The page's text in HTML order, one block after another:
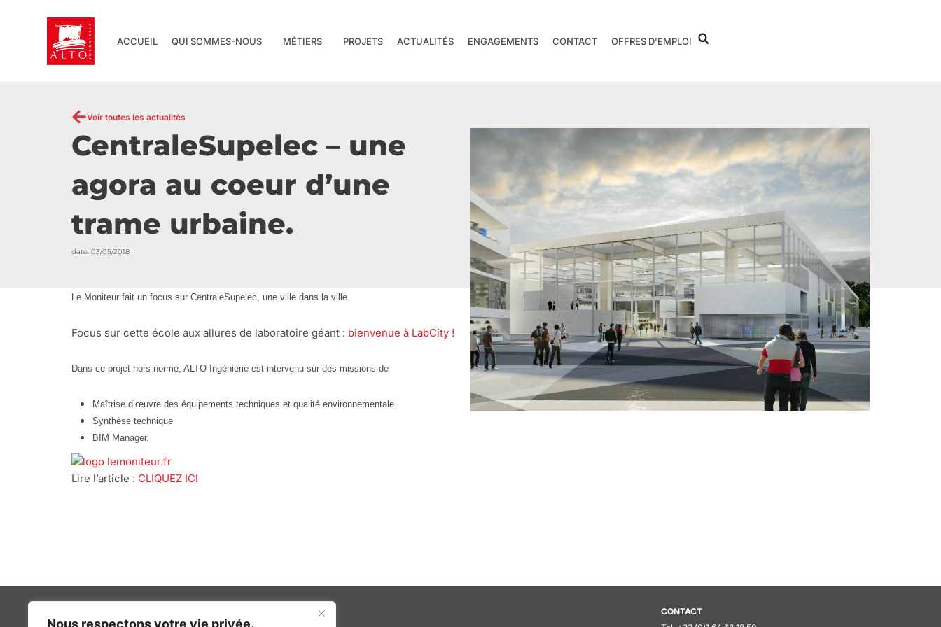
Nous respectons votre vie privée.
ACCUEIL QUI SOMMES-NOUS MÉTIERS PROJETS ACTUALITÉS ENGAGEMENTS CONTACT OFFRES D’EMPLOI
Voir toutes les actualités
CentraleSupelec – une
agora au coeur d’une
trame urbaine.
date: 03/05/2018
Le Moniteur fait un focus sur CentraleSupelec, une ville dans la ville.
Focus sur cette école aux allures de laboratoire géant : bienvenue à LabCity !
Dans ce projet hors norme, ALTO Ingénierie est intervenu sur des missions de
Maîtrise d’œuvre des équipements techniques et qualité environnementale.
Synthèse technique
BIM Manager.
Lire l’article : CLIQUEZ ICI
CONTACT